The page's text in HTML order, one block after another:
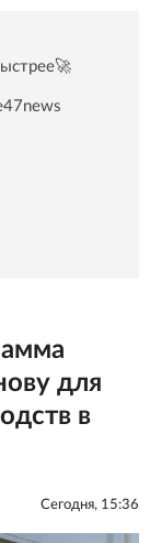
для
в
Сегодня, 15:36